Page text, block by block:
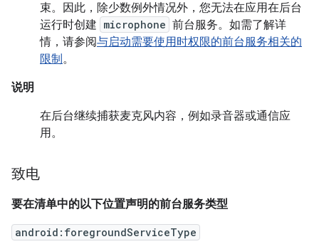
束。因此，除少数例外情况外，您无法在应用在后台
运行时创建 microphone 前台服务。 如需了解详
情，请参阅与启动需要使用时权限的前台服务相关的
限制。
说明
在后台继续捕获麦克风内容，例如录音器或通信应
用。
致电
要在清单中的以下位置声明的前台服务类型
android:foregroundServiceType